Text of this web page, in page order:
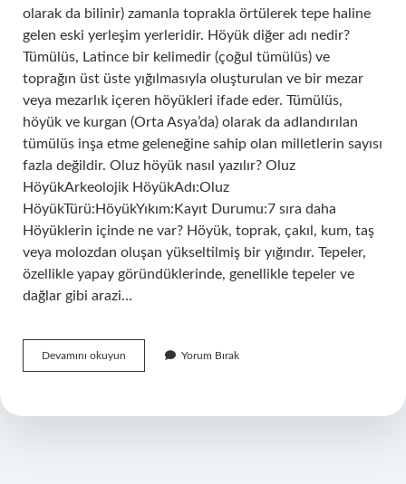
olarak da bilinir) zamanla toprakla örtülerek tepe haline
gelen eski yerleşim yerleridir. Höyük diğer adı nedir?
Tümülüs, Latince bir kelimedir (çoğul tümülüs) ve
toprağın üst üste yığılmasıyla oluşturulan ve bir mezar
veya mezarlık içeren höyükleri ifade eder. Tümülüs,
höyük ve kurgan (Orta Asya’da) olarak da adlandırılan
tümülüs inşa etme geleneğine sahip olan milletlerin sayısı
fazla değildir. Oluz höyük nasıl yazılır? Oluz
HöyükArkeolojik HöyükAdı:Oluz
HöyükTürü:HöyükYıkım:Kayıt Durumu:7 sıra daha
Höyüklerin içinde ne var? Höyük, toprak, çakıl, kum, taş
veya molozdan oluşan yükseltilmiş bir yığındır. Tepeler,
özellikle yapay göründüklerinde, genellikle tepeler ve
dağlar gibi arazi…
Devamını okuyun
Mü
Yorum Bırak